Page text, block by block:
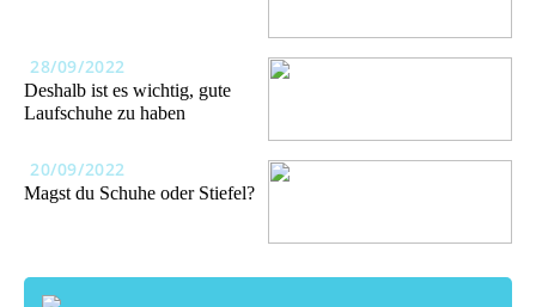
28/09/2022
Deshalb ist es wichtig, gute
Laufschuhe zu haben
20/09/2022
Magst du Schuhe oder Stiefel?